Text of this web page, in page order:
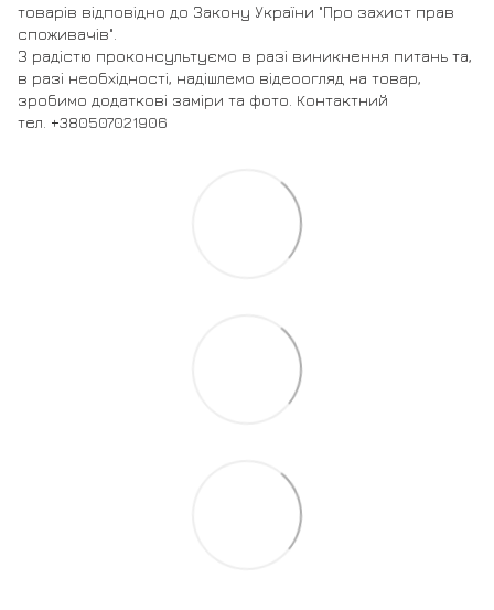
товарів відповідно до Закону України "Про захист прав
споживачів".
З радістю проконсультуємо в разі виникнення питань та,
в разі необхідності, надішлемо відеоогляд на товар,
зробимо додаткові заміри та фото. Контактний
тел. +380507021906